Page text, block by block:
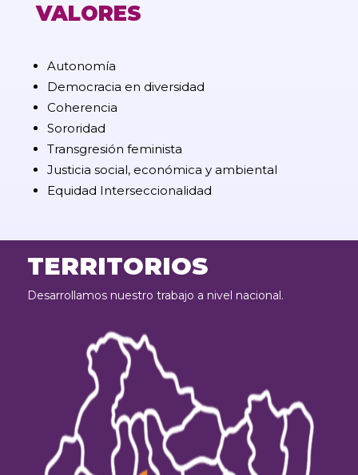
VALORES
Autonomía
Democracia en diversidad
Coherencia
Sororidad
Transgresión feminista
Justicia social, económica y ambiental
Equidad Interseccionalidad
TERRITORIOS
Desarrollamos nuestro trabajo a nivel nacional.